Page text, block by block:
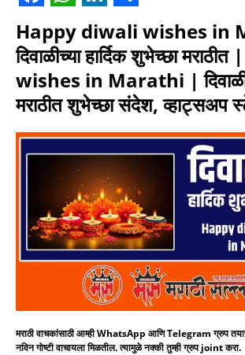
F
a
c
e
b
o
W
h
a
t
s
A
p
p
L
i
n
k
e
d
I
n
S
h
a
r
e
Happy diwali wishes in
दिवाळीच्या हार्दिक शुभेच्छा
wishes in Marathi | दिवाळी
मराठीत शुभेच्छा संदेश, व्हाट्सअप
मराठी वाचकांसाठी आम्ही WhatsApp आणि Telegram ग्रुप
नविन गोष्टी वाचायला मिळतील. त्यामुळे नक्की तुम्ही ग्रुप joint करा.